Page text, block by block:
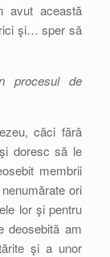
avut această
şi… sper să
procesul de
căci fără
doresc să le
membrii
ori
lor şi pentru
deosebită am
şi a unor